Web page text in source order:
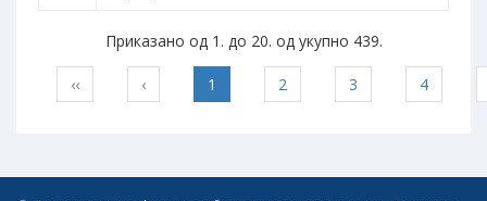
Приказано од 1. до 20. од укупно 439.
‹‹ ‹ 1 2 3 4